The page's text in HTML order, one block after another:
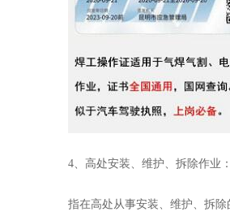
4、高处安装、维护、拆除作业：
指在高处从事安装、维护、拆